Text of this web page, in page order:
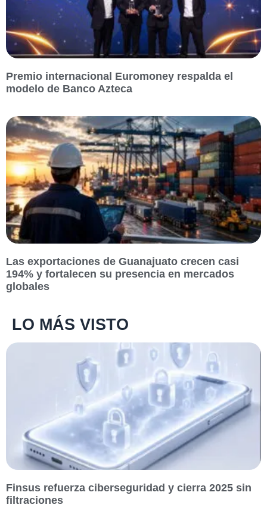
Premio internacional Euromoney respalda el
modelo de Banco Azteca
Las exportaciones de Guanajuato crecen casi
194% y fortalecen su presencia en mercados
globales
LO MÁS VISTO
Finsus refuerza ciberseguridad y cierra 2025 sin
filtraciones